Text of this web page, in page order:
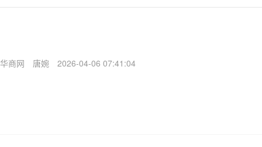
华商网 唐婉 2026-04-06 07:41:04